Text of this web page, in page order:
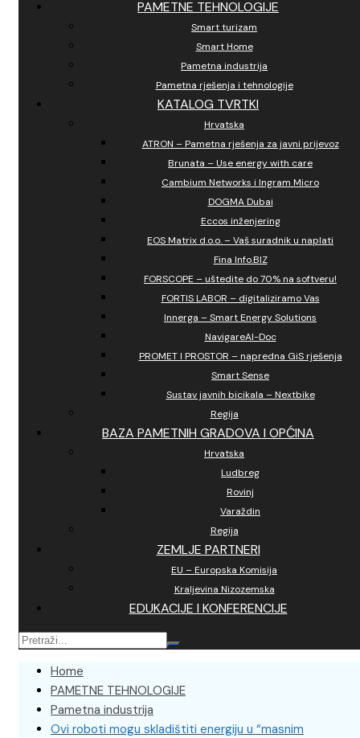
PAMETNE TEHNOLOGIJE
Smart turizam
Smart Home
Pametna industrija
Pametna rješenja i tehnologije
KATALOG TVRTKI
Hrvatska
ATRON – Pametna rješenja za javni prijevoz
Brunata – Use energy with care
Cambium Networks i Ingram Micro
DOGMA Dubai
Eccos inženjering
EOS Matrix d.o.o. – Vaš suradnik u naplati
Fina Info.BIZ
FORSCOPE – uštedite do 70% na softveru!
FORTIS LABOR – digitaliziramo Vas
Innerga – Smart Energy Solutions
NavigareAI-Doc
PROMET I PROSTOR – napredna GiS rješenja
Smart Sense
Sustav javnih bicikala – Nextbike
Regija
BAZA PAMETNIH GRADOVA I OPĆINA
Hrvatska
Ludbreg
Rovinj
Varaždin
Regija
ZEMLJE PARTNERI
EU – Europska Komisija
Kraljevina Nizozemska
EDUKACIJE I KONFERENCIJE
Home
PAMETNE TEHNOLOGIJE
Pametna industrija
Ovi roboti mogu skladištiti energiju u “masnim